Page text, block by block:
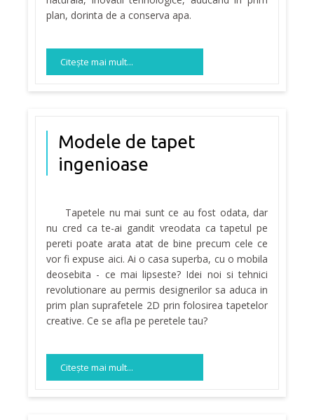
plan, dorinta de a conserva apa.
Citeşte mai mult...
Modele de tapet
ingenioase
Tapetele nu mai sunt ce au fost odata, dar
nu cred ca te-ai gandit vreodata ca tapetul pe
pereti poate arata atat de bine precum cele ce
vor fi expuse aici. Ai o casa superba, cu o mobila
deosebita - ce mai lipseste? Idei noi si tehnici
revolutionare au permis designerilor sa aduca in
prim plan suprafetele 2D prin folosirea tapetelor
creative. Ce se afla pe peretele tau?
Citeşte mai mult...